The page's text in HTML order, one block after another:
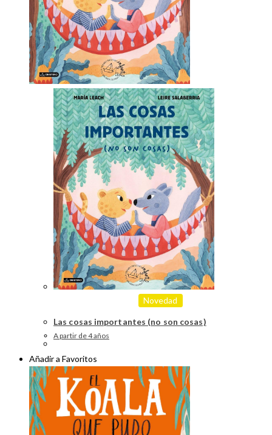
Novedad
Las cosas importantes (no son cosas)
A partir de 4 años
Añadir a Favoritos